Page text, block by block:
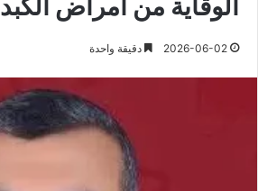
2026-06-02 دقيقة واحدة